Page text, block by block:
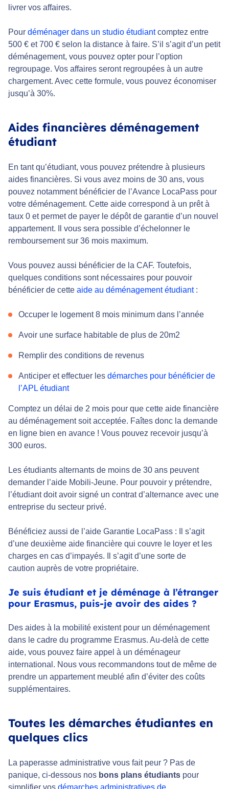
livrer vos affaires.
Pour déménager dans un studio étudiantcomptez entre
500 € et 700 € selon la distance à faire. S’il s’agit d’un petit
déménagement, vous pouvez opter pour l’option
regroupage. Vos affaires seront regroupées à un autre
chargement. Avec cette formule, vous pouvez économiser
jusqu’à 30%.
Aides financières déménagement
étudiant
En tant qu’étudiant, vous pouvez prétendre à plusieurs
aides financières. Si vous avez moins de 30 ans, vous
pouvez notamment bénéficier de l’Avance LocaPass pour
votre déménagement. Cette aide correspond à un prêt à
taux 0 et permet de payer le dépôt de garantie d’un nouvel
appartement. Il vous sera possible d’échelonner le
remboursement sur 36 mois maximum.
Vous pouvez aussi bénéficier de la CAF. Toutefois,
quelques conditions sont nécessaires pour pouvoir
bénéficier de cette aide au déménagement étudiant:
Occuper le logement 8 mois minimum dans l’année
Avoir une surface habitable de plus de 20m2
Remplir des conditions de revenus
Anticiper et effectuer les démarches pour bénéficier de
l’APL étudiant
Comptez un délai de 2 mois pour que cette aide financière
au déménagement soit acceptée. Faîtes donc la demande
en ligne bien en avance ! Vous pouvez recevoir jusqu’à
300 euros.
Les étudiants alternants de moins de 30 ans peuvent
demander l’aide Mobili-Jeune. Pour pouvoir y prétendre,
l’étudiant doit avoir signé un contrat d’alternance avec une
entreprise du secteur privé.
Bénéficiez aussi de l’aide Garantie LocaPass : Il s’agit
d’une deuxième aide financière qui couvre le loyer et les
charges en cas d’impayés. Il s’agit d’une sorte de
caution auprès de votre propriétaire.
Je suis étudiant et je déménage à l’étranger
pour Erasmus, puis-je avoir des aides ?
Des aides à la mobilité existent pour un déménagement
dans le cadre du programme Erasmus. Au-delà de cette
aide, vous pouvez faire appel à un déménageur
international. Nous vous recommandons tout de même de
prendre un appartement meublé afin d’éviter des coûts
supplémentaires.
Toutes les démarches étudiantes en
quelques clics
La paperasse administrative vous fait peur ? Pas de
panique, ci-dessous nos bons plans étudiants pour
simplifier vos démarches administratives de